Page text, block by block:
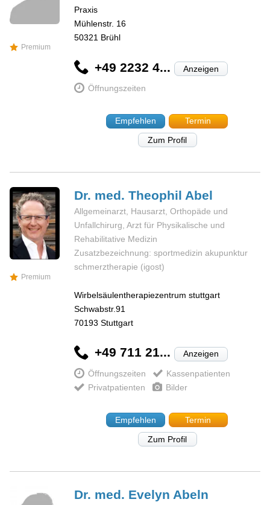
Premium
Praxis
Mühlenstr. 16
50321 Brühl
+49 2232 4... Anzeigen
Öffnungszeiten
Empfehlen
Termin
Zum Profil
Premium
Dr. med. Theophil Abel
Allgemeinarzt, Hausarzt, Orthopäde und
Unfallchirurg, Arzt für Physikalische und
Rehabilitative Medizin
Zusatzbezeichnung: sportmedizin akupunktur
schmerztherapie (igost)
Wirbelsäulentherapiezentrum stuttgart
Schwabstr.91
70193 Stuttgart
+49 711 21... Anzeigen
Öffnungszeiten
Kassenpatienten
Privatpatienten
Bilder
Empfehlen
Termin
Zum Profil
Dr. med. Evelyn Abeln